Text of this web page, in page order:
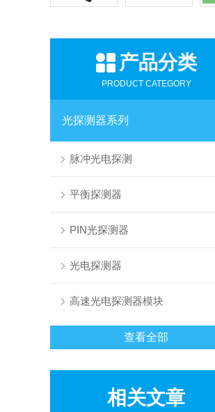
产品分类
PRODUCT CATEGORY
光探测器系列
脉冲光电探测
平衡探测器
PIN光探测器
光电探测器
高速光电探测器模块
查看全部
相关文章